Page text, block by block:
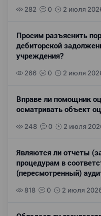
282 0 2 июля
Просим разъяснить
дебиторской
учреждения?
266 0 2 июля
Вправе ли помощник
осматривать объект
248 0 2 июля
Являются ли отчеты
процедурам в
(пересмотренный)
818 0 2 июля